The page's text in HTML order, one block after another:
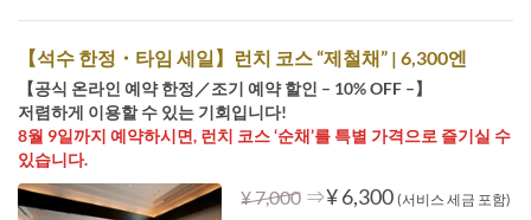
【석수 한정・타임 세일】런치 코스 “제철채” | 6,300엔
【공식 온라인 예약 한정／조기 예약 할인 – 10% OFF –】
저렴하게 이용할 수 있는 기회입니다!
8월 9일까지 예약하시면, 런치 코스 ‘순채’를 특별 가격으로 즐기실 수
있습니다.
¥ 7,000 ⇒¥ 6,300 (서비스 세금 포함)